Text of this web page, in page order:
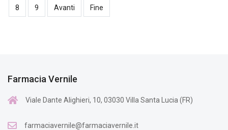
8 9 Avanti Fine
Farmacia Vernile
Viale Dante Alighieri, 10, 03030 Villa Santa Lucia (FR)
farmaciavernile@farmaciavernile.it